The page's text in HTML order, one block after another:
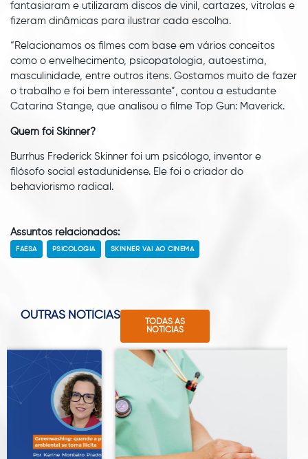
fantasiaram e utilizaram discos de vinil, cartazes, vitrolas e
fizeram dinâmicas para ilustrar cada escolha.
“Relacionamos os filmes com base em vários conceitos
como o envelhecimento, psicopatologia, autoestima,
masculinidade, entre outros itens. Gostamos muito de fazer
o trabalho e foi bem interessante”, contou a estudante
Catarina Stange, que analisou o filme Top Gun: Maverick.
Quem foi Skinner?
Burrhus Frederick Skinner foi um psicólogo, inventor e
filósofo social estadunidense. Ele foi o criador do
behaviorismo radical.
Assuntos relacionados:
FAESA PSICOLOGIA SKINNER VAI AO CINEMA
OUTRAS NOTÍCIAS
TODAS AS
NOTÍCIAS